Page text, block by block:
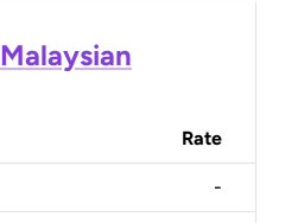
Malaysian
Rate
-